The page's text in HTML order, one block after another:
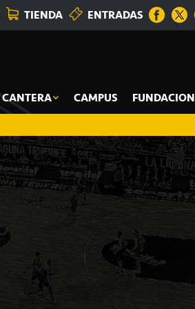
TIENDA ENTRADAS
CANTERA CAMPUS FUNDACION